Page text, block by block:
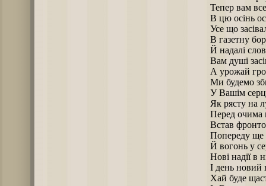
Тепер вам
В цю осінь
Усе що
В газетну
Й надалі
Вам душі
А урожай
Ми будемо
У Вашім
Як рясту на
Перед очима
Встав
Попереду ще
Й вогонь у
Нові надії в
І день новий
Хай буде